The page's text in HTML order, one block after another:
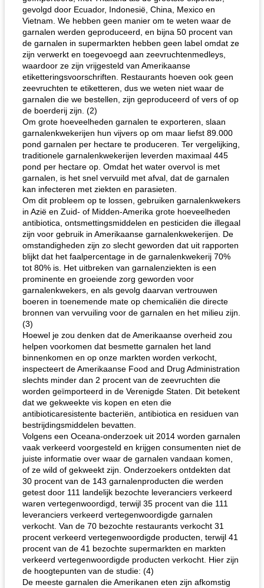
gevolgd door Ecuador, Indonesië, China, Mexico en
Vietnam. We hebben geen manier om te weten waar de
garnalen werden geproduceerd, en bijna 50 procent van
de garnalen in supermarkten hebben geen label omdat ze
zijn verwerkt en toegevoegd aan zeevruchtenmedleys,
waardoor ze zijn vrijgesteld van Amerikaanse
etiketteringsvoorschriften. Restaurants hoeven ook geen
zeevruchten te etiketteren, dus we weten niet waar de
garnalen die we bestellen, zijn geproduceerd of vers of op
de boerderij zijn. (2)
Om grote hoeveelheden garnalen te exporteren, slaan
garnalenkwekerijen hun vijvers op om maar liefst 89.000
pond garnalen per hectare te produceren. Ter vergelijking,
traditionele garnalenkwekerijen leverden maximaal 445
pond per hectare op. Omdat het water overvol is met
garnalen, is het snel vervuild met afval, dat de garnalen
kan infecteren met ziekten en parasieten.
Om dit probleem op te lossen, gebruiken garnalenkwekers
in Azië en Zuid- of Midden-Amerika grote hoeveelheden
antibiotica, ontsmettingsmiddelen en pesticiden die illegaal
zijn voor gebruik in Amerikaanse garnalenkwekerijen. De
omstandigheden zijn zo slecht geworden dat uit rapporten
blijkt dat het faalpercentage in de garnalenkwekerij 70%
tot 80% is. Het uitbreken van garnalenziekten is een
prominente en groeiende zorg geworden voor
garnalenkwekers, en als gevolg daarvan vertrouwen
boeren in toenemende mate op chemicaliën die directe
bronnen van vervuiling voor de garnalen en het milieu zijn.
(3)
Hoewel je zou denken dat de Amerikaanse overheid zou
helpen voorkomen dat besmette garnalen het land
binnenkomen en op onze markten worden verkocht,
inspecteert de Amerikaanse Food and Drug Administration
slechts minder dan 2 procent van de zeevruchten die
worden geïmporteerd in de Verenigde Staten. Dit betekent
dat we gekweekte vis kopen en eten die
antibioticaresistente bacteriën, antibiotica en residuen van
bestrijdingsmiddelen bevatten.
Volgens een Oceana-onderzoek uit 2014 worden garnalen
vaak verkeerd voorgesteld en krijgen consumenten niet de
juiste informatie over waar de garnalen vandaan komen,
of ze wild of gekweekt zijn. Onderzoekers ontdekten dat
30 procent van de 143 garnalenproducten die werden
getest door 111 landelijk bezochte leveranciers verkeerd
waren vertegenwoordigd, terwijl 35 procent van die 111
leveranciers verkeerd vertegenwoordigde garnalen
verkocht. Van de 70 bezochte restaurants verkocht 31
procent verkeerd vertegenwoordigde producten, terwijl 41
procent van de 41 bezochte supermarkten en markten
verkeerd vertegenwoordigde producten verkocht. Hier zijn
de hoogtepunten van de studie: (4)
De meeste garnalen die Amerikanen eten zijn afkomstig